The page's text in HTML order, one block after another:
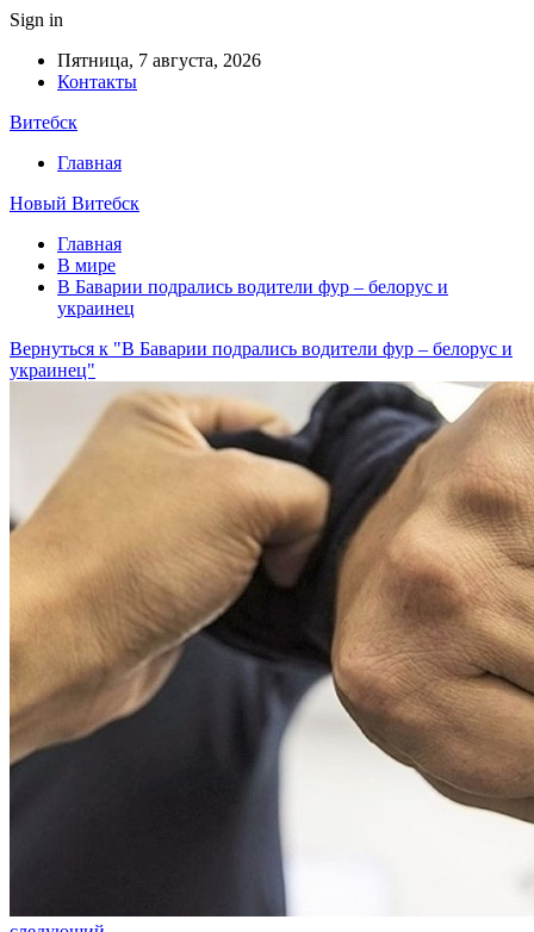
Sign in
Пятница, 7 августа, 2026
Контакты
Витебск
Главная
Новый Витебск
Главная
В мире
В Баварии подрались водители фур – белорус и
украинец
Вернуться к "В Баварии подрались водители фур – белорус и
украинец"